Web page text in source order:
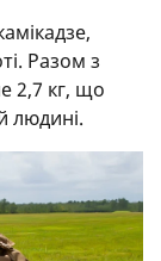
Разом з
2,7 кг, що
людині.